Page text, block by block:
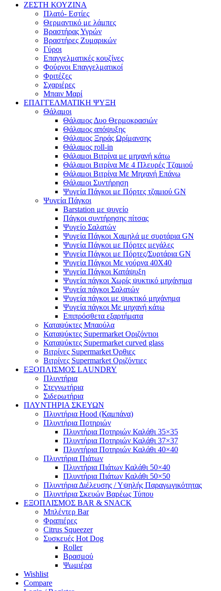
ΖΕΣΤΗ ΚΟΥΖΙΝΑ
Πλατό- Εστίες
Θερμαντικό με λάμπες
Βραστήρας Υγρών
Βραστήρες Ζυμαρικών
Γύροι
Επαγγελματικές κουζίνες
Φούρνοι Επαγγελματικοί
Φριτέζες
Σχαριέρες
Μπαιν Μαρί
ΕΠΑΓΓΕΛΜΑΤΙΚΗ ΨΥΞΗ
Θάλαμοι
Θάλαμος Δυο Θερμοκρασιών
Θάλαμος απόψυξης
Θάλαμος Ξηράς Ωρίμανσης
Θάλαμος roll-in
Θάλαμοι Βιτρίνα με μηχανή κάτω
Θάλαμοι Βιτρίνα Με 4 Πλευρές Τζαμιού
Θάλαμοι Βιτρίνα Με Μηχανή Επάνω
Θάλαμοι Συντήρηση
Ψυγεία Πάγκοι με Πόρτες τζαμιού GN
Ψυγεία Πάγκοι
Barstation με ψυγείο
Πάγκοι συντήρησης πίτσας
Ψυγείο Σαλατών
Ψυγεία Πάγκοι Χαμηλά με συρτάρια GN
Ψυγεία Πάγκοι με Πόρτες μεγάλες
Ψυγεία Πάγκοι με Πόρτες/Συρτάρια GN
Ψυγεία Πάγκοι Με γούρνα 40Χ40
Ψυγεία Πάγκοι Κατάψυξη
Ψυγεία πάγκοι Χωρίς ψυκτικό μηχάνημα
Ψυγεία πάγκοι Σαλατών
Ψυγεία πάγκοι με ψυκτικό μηχάνημα
Ψυγεία πάγκοι Με μηχανή κάτω
Επιπρόσθετα εξαρτήματα
Καταψύκτες Μπαούλα
Καταψύκτες Supermarket Οριζόντιοι
Καταψύκτες Supermarket curved glass
Βιτρίνες Supermarket Όρθιες
Βιτρίνες Supermarket Οριζόντιες
ΕΞΟΠΛΙΣΜΟΣ LAUNDRY
Πλυντήρια
Στεγνωτήρια
Σιδερωτήρια
ΠΛΥΝΤΗΡΙΑ ΣΚΕΥΩΝ
Πλυντήρια Hood (Καμπάνα)
Πλυντήρια Ποτηριών
Πλυντήρια Ποτηριών Καλάθι 35×35
Πλυντήρια Ποτηριών Καλάθι 37×37
Πλυντήρια Ποτηριών Καλάθι 40×40
Πλυντήρια Πιάτων
Πλυντήρια Πιάτων Καλάθι 50×40
Πλυντήρια Πιάτων Καλάθι 50×50
Πλυντήρια Διέλευσης / Υψηλής Παραγωγικότητας
Πλυντήρια Σκευών Βαρέως Τύπου
ΕΞΟΠΛΙΣΜΟΣ BAR & SNACK
Μπλέντερ Bar
Φραπιέρες
Citrus Squeezer
Συσκευές Hot Dog
Roller
Βρασμού
Ψωμιέρα
Wishlist
Compare